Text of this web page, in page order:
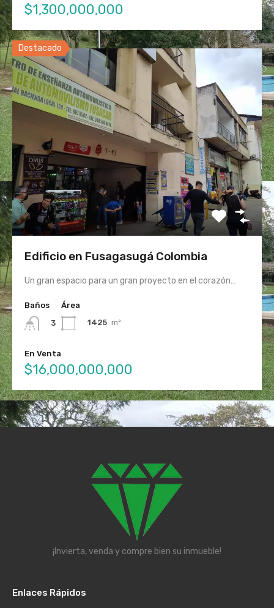
$1,300,000,000
Destacado
Edificio en Fusagasugá Colombia
Un gran espacio para un gran proyecto en el corazón…
Baños
3
Área
1425 m²
En Venta
$16,000,000,000
¡Invierta, venda y compre bien su inmueble!
Enlaces Rápidos